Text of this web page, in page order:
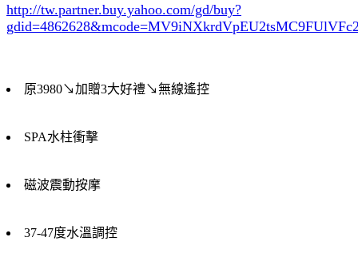
http://tw.partner.buy.yahoo.com/gd/buy?
gdid=4862628
原3980↘加贈3大好禮↘無線遙控
SPA水柱衝擊
磁波震動按摩
37-47度水溫調控